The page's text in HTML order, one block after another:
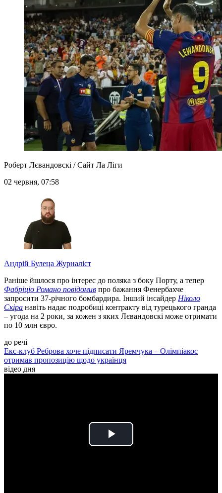
Роберт Лєвандовскі / Сайт Ла Ліги
02 червня, 07:58
Андрій Булеца Журналіст
Раніше йшлося про інтерес до поляка з боку Порту, а тепер
Фабріціо Романо повідомив про бажання Фенербахче
запросити 37-річного бомбардира. Інший інсайдер Ніколо
Скіра навіть надає подробиці контракту від турецького гранда
– угода на 2 роки, за кожен з яких Лєвандовскі може отримати
по 10 млн євро.
до речі
Екс-клуб Реброва хоче підписати Яремчука – Олімпіакос
отримав пропозицію щодо українця
відео дня
Play